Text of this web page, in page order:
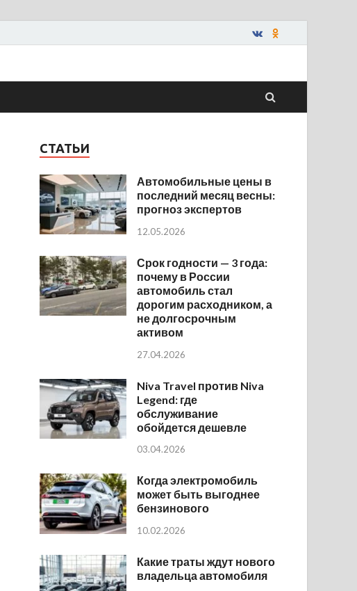
СТАТЬИ
Автомобильные цены в
последний месяц весны:
прогноз экспертов
12.05.2026
Срок годности — 3 года:
почему в России
автомобиль стал
дорогим расходником, а
не долгосрочным
активом
27.04.2026
Niva Travel против Niva
Legend: где
обслуживание
обойдется дешевле
03.04.2026
Когда электромобиль
может быть выгоднее
бензинового
10.02.2026
Какие траты ждут нового
владельца автомобиля